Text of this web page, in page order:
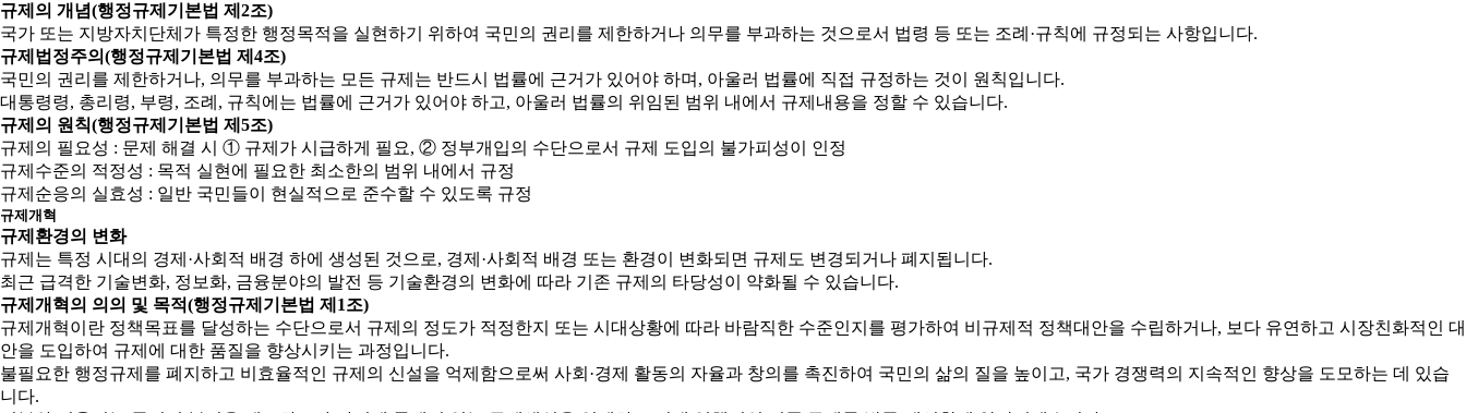
규제의 개념(행정규제기본법 제2조)
국가 또는 지방자치단체가 특정한 행정목적을 실현하기 위하여 국민의 권리를 제한하거나 의무를 부과하는 것으로서 법령 등 또는 조례·규칙에 규정되는 사항입니다.
규제법정주의(행정규제기본법 제4조)
국민의 권리를 제한하거나, 의무를 부과하는 모든 규제는 반드시 법률에 근거가 있어야 하며, 아울러 법률에 직접 규정하는 것이 원칙입니다.
대통령령, 총리령, 부령, 조례, 규칙에는 법률에 근거가 있어야 하고, 아울러 법률의 위임된 범위 내에서 규제내용을 정할 수 있습니다.
규제의 원칙(행정규제기본법 제5조)
규제의 필요성 : 문제 해결 시 ① 규제가 시급하게 필요, ② 정부개입의 수단으로서 규제 도입의 불가피성이 인정
규제수준의 적정성 : 목적 실현에 필요한 최소한의 범위 내에서 규정
규제순응의 실효성 : 일반 국민들이 현실적으로 준수할 수 있도록 규정
규제개혁
규제환경의 변화
규제는 특정 시대의 경제·사회적 배경 하에 생성된 것으로, 경제·사회적 배경 또는 환경이 변화되면 규제도 변경되거나 폐지됩니다.
최근 급격한 기술변화, 정보화, 금융분야의 발전 등 기술환경의 변화에 따라 기존 규제의 타당성이 약화될 수 있습니다.
규제개혁의 의의 및 목적(행정규제기본법 제1조)
규제개혁이란 정책목표를 달성하는 수단으로서 규제의 정도가 적정한지 또는 시대상황에 따라 바람직한 수준인지를 평가하여 비규제적 정책대안을 수립하거나, 보다 유연하고 시장친화적인 대
안을 도입하여 규제에 대한 품질을 향상시키는 과정입니다.
불필요한 행정규제를 폐지하고 비효율적인 규제의 신설을 억제함으로써 사회·경제 활동의 자율과 창의를 촉진하여 국민의 삶의 질을 높이고, 국가 경쟁력의 지속적인 향상을 도모하는 데 있습
니다.